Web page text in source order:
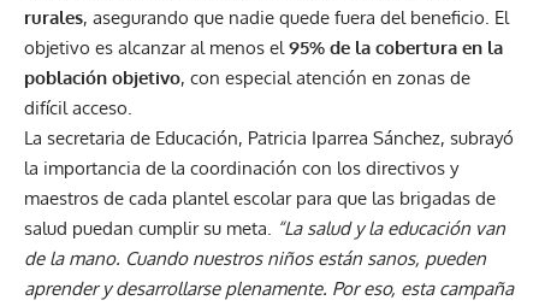
rurales, asegurando que nadie quede fuera del beneficio. El
objetivo es alcanzar al menos el95% de la cobertura en la
población objetivo, con especial atención en zonas de
difícil acceso.
La secretaria de Educación, Patricia Iparrea Sánchez, subrayó
la importancia de la coordinación con los directivos y
maestros de cada plantel escolar para que las brigadas de
salud puedan cumplir su meta. “La salud y la educación van
de la mano. Cuando nuestros niños están sanos, pueden
aprender y desarrollarse plenamente. Por eso, esta campaña